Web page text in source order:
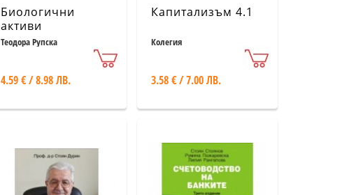
Биологични
активи
Теодора Рупска
4.59 € / 8.98 ЛВ.
Капитализъм 4.1
Колегия
3.58 € / 7.00 ЛВ.